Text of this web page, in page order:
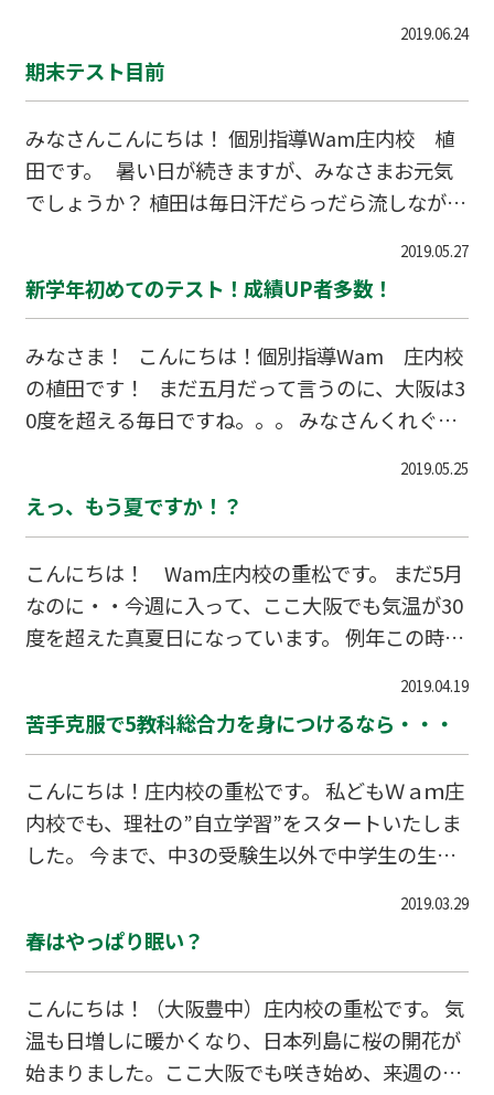
て、塾での勉強に集中しましょうね！ 夏休みの
間、教室は9:00~21:30分まであいてます！（基本
自習にきてくださいね！ 遊びに部活に勉強に、
充実した夏休みを過ごしましょう！ それではま
た、教室で！ 庄内校 植田
2019.06.24
期末テスト目前
みなさんこんにちは！ 個別指導Wam庄内校 植
田です。 暑い日が続きますが、みなさまお元気
でしょうか？ 植田は毎日汗だらっだら流しながら
たっけ・・・？ まあ、令和ですし、そういう事も
有りますよね。 さて！小学生のみなさんにはま
ト目前です。 今回のテスト対策授業も机が満席
になるほど盛り上がってました。 あとは結果が出
るのを祈るのみ…。。。 全学年とも、夏休みに
何をするのかを決める、大事なテストです。 気持
ちよく夏休みを迎えられる様、全力で
2019.05.27
新学年初めてのテスト！成績UP者多数！
みなさま！ こんにちは！個別指導Wam 庄内校
の植田です！ まだ五月だって言うのに、大阪は3
0度を超える毎日ですね。。。 みなさんくれぐれ
分、令和さんも初めての5月で温度設定を間違え
ちゃったのでしょう。 さて、タイトルにもあり
ます通り新学年一発目のテストがありました！
（一部は明日もありますが、、、） 進学した子、
次学年に進級した子、全員ほんとによく頑張って
くれました！ まだ全員分のテストを見れてはいま
せんが、今のところ全員が成績UPを記録してく
れています！ 【生徒の成績が上がる】 教室長に
とって…
2019.05.25
えっ、もう夏ですか！？
こんにちは！ Wam庄内校の重松です。 まだ5月
なのに・・今週に入って、ここ大阪でも気温が30
度を超えた真夏日になっています。 例年この時季
まるで夏のような状況です。 教室にやってくる生
徒さんもすっかり夏の装いになり、公園の草花が
綺麗に咲いている様に 教室内も華やかな雰囲気に
なっています。 ただやっぱり5月、木陰に入ると
爽やかな風がとても心地よく、明るい陽射しと青
い空、 鮮やかな緑に誘われて、おもわず遊びに行
きたくなる、外出したくなる季節です。 こんな気
持ち良い時に・・爽やかな時に・・中高生は可哀
想ですが、中間テストなのです。 新学年になって
2019.04.19
苦手克服で5教科総合力を身につけるなら・・・
こんにちは！庄内校の重松です。 私どもＷａｍ庄
内校でも、理社の”自立学習”をスタートいたしま
した。 今まで、中3の受験生以外で中学生の生徒
強したい」と追加の授業を希望される方はいまし
たが、数学と英語そしてプラス国語の3教科が中
心の学習がほとんどでした。 今回、タブレットを
活用した音声と映像を観ながら、さらに重点ポイ
ントを明確してくれることで理解度が数倍上がり
ます。 テスト前にテスト範囲を丸暗記して、乗り
2019.03.29
春はやっぱり眠い？
こんにちは！（大阪豊中）庄内校の重松です。 気
温も日増しに暖かくなり、日本列島に桜の開花が
始まりました。ここ大阪でも咲き始め、来週の末